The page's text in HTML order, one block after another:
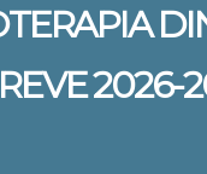
2026-